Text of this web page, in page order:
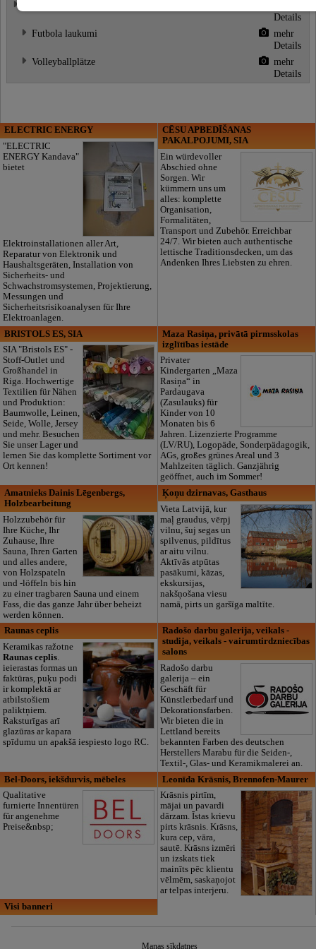
Details
Futbola laukumi
mehr
Details
Volleyballplätze
mehr
Details
ELECTRIC ENERGY
"ELECTRIC
ENERGY Kandava"
bietet
Elektroinstallationen aller Art,
Reparatur von Elektronik und
Haushaltsgeräten, Installation von
Sicherheits- und
Schwachstromsystemen, Projektierung,
Messungen und
Sicherheitsrisikoanalysen für Ihre
Elektroanlagen.
CĒSU APBEDĪŠANAS
PAKALPOJUMI, SIA
Ein würdevoller
Abschied ohne
Sorgen. Wir
kümmern uns um
alles: komplette
Organisation,
Formalitäten,
Transport und Zubehör. Erreichbar
24/7. Wir bieten auch authentische
lettische Traditionsdecken, um das
Andenken Ihres Liebsten zu ehren.
BRISTOLS ES, SIA
SIA "Bristols ES" -
Stoff-Outlet und
Großhandel in
Riga. Hochwertige
Textilien für Nähen
und Produktion:
Baumwolle, Leinen,
Seide, Wolle, Jersey
und mehr. Besuchen
Sie unser Lager und
lernen Sie das komplette Sortiment vor
Ort kennen!
Maza Rasiņa, privātā pirmsskolas
izglītības iestāde
Privater
Kindergarten „Maza
Rasiņa“ in
Pardaugava
(Zasulauks) für
Kinder von 10
Monaten bis 6
Jahren. Lizenzierte Programme
(LV/RU), Logopäde, Sonderpädagogik,
AGs, großes grünes Areal und 3
Mahlzeiten täglich. Ganzjährig
geöffnet, auch im Sommer!
Amatnieks Dainis Lēgenbergs,
Holzbearbeitung
Holzzubehör für
Ihre Küche, Ihr
Zuhause, Ihre
Sauna, Ihren Garten
und alles andere,
von Holzspateln
und -löffeln bis hin
zu einer tragbaren Sauna und einem
Fass, die das ganze Jahr über beheizt
werden können.
Ķoņu dzirnavas, Gasthaus
Vieta Latvijā, kur
maļ graudus, vērpj
vilnu, šuj segas un
spilvenus, pildītus
ar aitu vilnu.
Aktīvās atpūtas
pasākumi, kāzas,
ekskursijas,
nakšņošana viesu
namā, pirts un garšīga maltīte.
Raunas ceplis
Keramikas ražotne
Raunas ceplis.
ieierastas formas un
faktūras, puķu podi
ir komplektā ar
atbilstošiem
paliktņiem.
Raksturīgas arī
glazūras ar kapara
spīdumu un apakšā iespiesto logo RC.
Radošo darbu galerija, veikals -
studija, veikals - vairumtirdzniecības
salons
Radošo darbu
galerija – ein
Geschäft für
Künstlerbedarf und
Dekorationsfarben.
Wir bieten die in
Lettland bereits
bekannten Farben des deutschen
Herstellers Marabu für die Seiden-,
Textil-, Glas- und Keramikmalerei an.
Bel-Doors, iekšdurvis, mēbeles
Qualitative
furnierte Innentüren
für angenehme
Preise&nbsp;
Leonīda Krāsnis, Brennofen-Maurer
Krāsnis pirtīm,
mājai un pavardi
dārzam. Īstas krievu
pirts krāsnis. Krāsns,
kura cep, vāra,
sautē. Krāsns izmēri
un izskats tiek
mainīts pēc klientu
vēlmēm, saskaņojot
ar telpas interjeru.
Visi banneri
Manas sīkdatnes